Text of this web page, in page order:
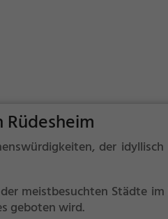
der idyllisch
meistbesuchten Städte im
geboten wird.